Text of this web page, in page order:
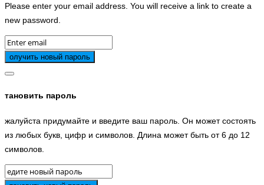
Please enter your email address. You will receive a link to create a
new password.
тановить пароль
жалуйста придумайте и введите ваш пароль. Он может состоять
из любых букв, цифр и символов. Длина может быть от 6 до 12
символов.